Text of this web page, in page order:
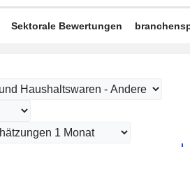
Sektorale Bewertungen